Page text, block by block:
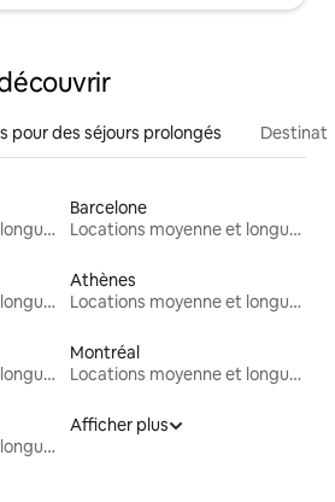
pour des séjours prolongés
Locations moyenne et longue durée
Barcelone
Locations moyenne et longue durée
Locations moyenne et longue durée
Athènes
Locations moyenne et longue durée
Locations moyenne et longue durée
Montréal
Locations moyenne et longue durée
Locations moyenne et longue durée
Afficher plus